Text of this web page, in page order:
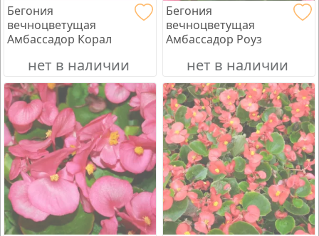
Бегония
вечноцветущая
Амбассадор Корал
нет в наличии
Бегония
вечноцветущая
Амбассадор Роуз
нет в наличии